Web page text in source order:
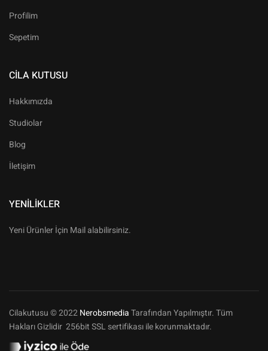
Profilim
Sepetim
CILA KUTUSU
Hakkımızda
Studiolar
Blog
İletişim
YENILIKLER
Yeni Ürünler İçin Mail alabilirsiniz.
Cilakutusu © 2022NerobsmediaTarafından Yapılmıştır. Tüm
Hakları Gizlidir 256bit SSL sertifikası ile korunmaktadır.